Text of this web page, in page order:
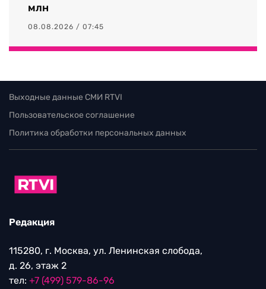
млн
08.08.2026 / 07:45
Выходные данные СМИ RTVI
Пользовательское соглашение
Политика обработки персональных данных
Редакция
115280, г. Москва, ул. Ленинская слобода,
д. 26, этаж 2
тел: +7 (499) 579-86-96